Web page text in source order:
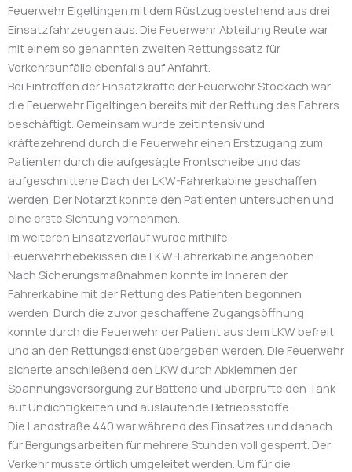
Feuerwehr Eigeltingen mit dem Rüstzug bestehend aus drei
Einsatzfahrzeugen aus. Die Feuerwehr Abteilung Reute war
mit einem so genannten zweiten Rettungssatz für
Verkehrsunfälle ebenfalls auf Anfahrt.
Bei Eintreffen der Einsatzkräfte der Feuerwehr Stockach war
die Feuerwehr Eigeltingen bereits mit der Rettung des Fahrers
beschäftigt. Gemeinsam wurde zeitintensiv und
kräftezehrend durch die Feuerwehr einen Erstzugang zum
Patienten durch die aufgesägte Frontscheibe und das
aufgeschnittene Dach der LKW-Fahrerkabine geschaffen
werden. Der Notarzt konnte den Patienten untersuchen und
eine erste Sichtung vornehmen.
Im weiteren Einsatzverlauf wurde mithilfe
Feuerwehrhebekissen die LKW-Fahrerkabine angehoben.
Nach Sicherungsmaßnahmen konnte im Inneren der
Fahrerkabine mit der Rettung des Patienten begonnen
werden. Durch die zuvor geschaffene Zugangsöffnung
konnte durch die Feuerwehr der Patient aus dem LKW befreit
und an den Rettungsdienst übergeben werden. Die Feuerwehr
sicherte anschließend den LKW durch Abklemmen der
Spannungsversorgung zur Batterie und überprüfte den Tank
auf Undichtigkeiten und auslaufende Betriebsstoffe.
Die Landstraße 440 war während des Einsatzes und danach
für Bergungsarbeiten für mehrere Stunden voll gesperrt. Der
Verkehr musste örtlich umgeleitet werden. Um für die